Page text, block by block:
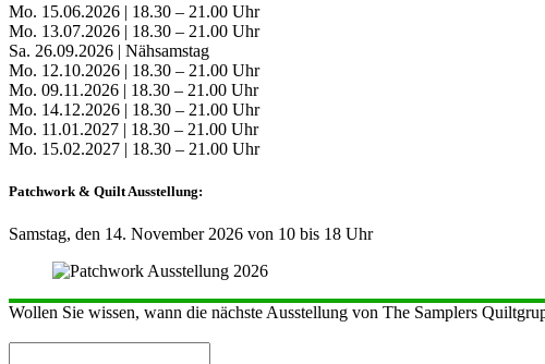
Mo. 15.06.2026 | 18.30 – 21.00 Uhr
Mo. 13.07.2026 | 18.30 – 21.00 Uhr
Sa. 26.09.2026 | Nähsamstag
Mo. 12.10.2026 | 18.30 – 21.00 Uhr
Mo. 09.11.2026 | 18.30 – 21.00 Uhr
Mo. 14.12.2026 | 18.30 – 21.00 Uhr
Mo. 11.01.2027 | 18.30 – 21.00 Uhr
Mo. 15.02.2027 | 18.30 – 21.00 Uhr
Patchwork & Quilt Ausstellung:
Samstag, den 14. November 2026 von 10 bis 18 Uhr
Wollen Sie wissen, wann die nächste Ausstellung von The Samplers